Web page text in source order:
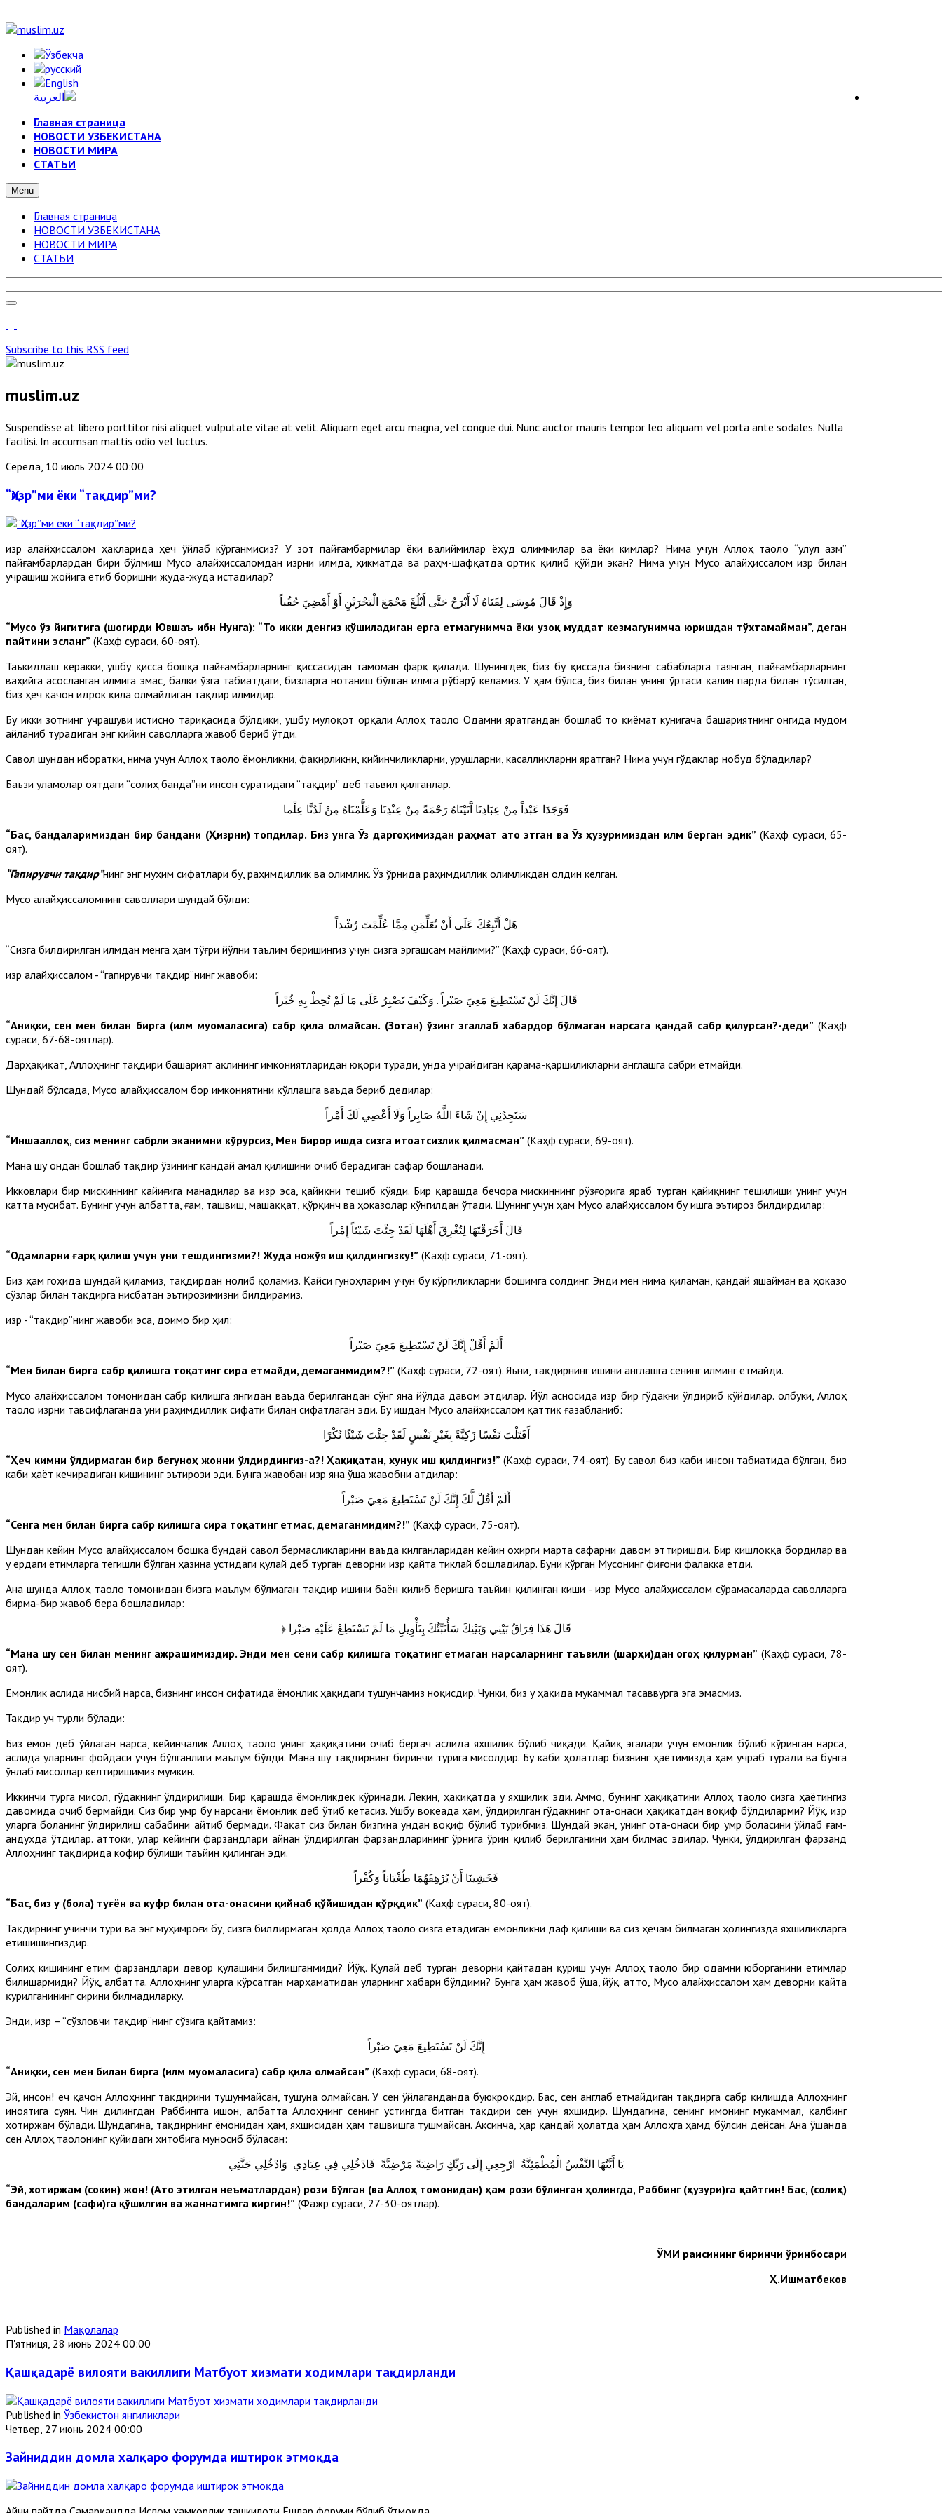
Главная страница
НОВОСТИ УЗБЕКИСТАНА
НОВОСТИ МИРА
СТАТЬИ
Menu
Главная страница
НОВОСТИ УЗБЕКИСТАНА
НОВОСТИ МИРА
СТАТЬИ
Subscribe to this RSS feed
muslim.uz
Suspendisse at libero porttitor nisi aliquet vulputate vitae at velit. Aliquam eget arcu magna, vel congue dui. Nunc auctor mauris tempor leo aliquam vel porta ante sodales. Nulla
facilisi. In accumsan mattis odio vel luctus.
Середа, 10 июль 2024 00:00
“Ҳизр”ми ёки “тақдир”ми?
Ҳизр алайҳиссалом ҳақларида ҳеч ўйлаб кўрганмисиз? У зот пайғамбармилар ёки валиймилар ёҳуд олиммилар ва ёки кимлар? Нима учун Аллоҳ таоло “улул азм”
пайғамбарлардан бири бўлмиш Мусо алайҳиссаломдан Ҳизрни илмда, ҳикматда ва раҳм-шафқатда ортиқ қилиб қўйди экан? Нима учун Мусо алайҳиссалом Ҳизр билан
учрашиш жойига етиб боришни жуда-жуда истадилар?
وَإِذْ قَالَ مُوسَى لِفَتَاهُ لَا أَبْرَحُ حَتَّى أَبْلُغَ مَجْمَعَ الْبَحْرَيْنِ أَوْ أَمْضِيَ حُقُباً
“Мусо ўз йигитига (шогирди Ювшаъ ибн Нунга): “То икки денгиз қўшиладиган ерга етмагунимча ёки узоқ муддат кезмагунимча юришдан тўхтамайман”, деган
пайтини эсланг” (Каҳф сураси, 60-оят).
Таъкидлаш керакки, ушбу қисса бошқа пайғамбарларнинг қиссасидан тамоман фарқ қилади. Шунингдек, биз бу қиссада бизнинг сабабларга таянган, пайғамбарларнинг
ваҳийга асосланган илмига эмас, балки ўзга табиатдаги, бизларга нотаниш бўлган илмга рўбарў келамиз. У ҳам бўлса, биз билан унинг ўртаси қалин парда билан тўсилган,
биз ҳеч қачон идрок қила олмайдиган тақдир илмидир.
Бу икки зотнинг учрашуви истисно тариқасида бўлдики, ушбу мулоқот орқали Аллоҳ таоло Одамни яратгандан бошлаб то қиёмат кунигача башариятнинг онгида мудом
айланиб турадиган энг қийин саволларга жавоб бериб ўтди.
Савол шундан иборатки, нима учун Аллоҳ таоло ёмонликни, фақирликни, қийинчиликларни, урушларни, касалликларни яратган? Нима учун гўдаклар нобуд бўладилар?
Баъзи уламолар оятдаги “солиҳ банда”ни инсон суратидаги “тақдир” деб таъвил қилганлар.
فَوَجَدَا عَبْداً مِنْ عِبَادِنَا آَتَيْنَاهُ رَحْمَةً مِنْ عِنْدِنَا وَعَلَّمْنَاهُ مِنْ لَدُنَّا عِلْما
“Бас, бандаларимиздан бир бандани (Ҳизрни) топдилар. Биз унга Ўз даргоҳимиздан раҳмат ато этган ва Ўз ҳузуримиздан илм берган эдик” (Каҳф сураси, 65-
оят).
“Гапирувчи тақдир”нинг энг муҳим сифатлари бу, раҳимдиллик ва олимлик. Ўз ўрнида раҳимдиллик олимликдан олдин келган.
Мусо алайҳиссаломнинг саволлари шундай бўлди:
هَلْ أَتَّبِعُكَ عَلَى أَنْ تُعَلِّمَنِ مِمَّا عُلِّمْتَ رُشْداً
“Сизга билдирилган илмдан менга ҳам тўғри йўлни таълим беришингиз учун сизга эргашсам майлими?” (Каҳф сураси, 66-оят).
Ҳизр алайҳиссалом - “гапирувчи тақдир”нинг жавоби:
قَالَ إِنَّكَ لَنْ تَسْتَطِيعَ مَعِيَ صَبْراً . وَكَيْفَ تَصْبِرُ عَلَى مَا لَمْ تُحِطْ بِهِ خُبْراً
“Аниқки, сен мен билан бирга (илм муомаласига) сабр қила олмайсан. (Зотан) ўзинг эгаллаб хабардор бўлмаган нарсага қандай сабр қилурсан?-деди” (Каҳф
сураси, 67-68-оятлар).
Дарҳақиқат, Аллоҳнинг тақдири башарият ақлининг имкониятларидан юқори туради, унда учрайдиган қарама-қаршиликларни англашга сабри етмайди.
Шундай бўлсада, Мусо алайҳиссалом бор имкониятини қўллашга ваъда бериб дедилар:
سَتَجِدُنِي إِنْ شَاءَ اللَّهُ صَابِراً وَلَا أَعْصِي لَكَ أَمْراً
“Иншааллоҳ, сиз менинг сабрли эканимни кўрурсиз, Мен бирор ишда сизга итоатсизлик қилмасман” (Каҳф сураси, 69-оят).
Мана шу ондан бошлаб тақдир ўзининг қандай амал қилишини очиб берадиган сафар бошланади.
Икковлари бир мискиннинг қайиғига манадилар ва Ҳизр эса, қайиқни тешиб қўяди. Бир қарашда бечора мискиннинг рўзғорига яраб турган қайиқнинг тешилиши унинг учун
катта мусибат. Бунинг учун албатта, ғам, ташвиш, машаққат, қўрқинч ва ҳоказолар кўнгилдан ўтади. Шунинг учун ҳам Мусо алайҳиссалом бу ишга эътироз билдирдилар:
قَالَ أَخَرَقْتَهَا لِتُغْرِقَ أَهْلَهَا لَقَدْ جِئْتَ شَيْئاً إِمْراً
“Одамларни ғарқ қилиш учун уни тешдингизми?! Жуда ножўя иш қилдингизку!” (Каҳф сураси, 71-оят).
Биз ҳам гоҳида шундай қиламиз, тақдирдан нолиб қоламиз. Қайси гуноҳларим учун бу кўргиликларни бошимга солдинг. Энди мен нима қиламан, қандай яшайман ва ҳоказо
сўзлар билан тақдирга нисбатан эътирозимизни билдирамиз.
Ҳизр - “тақдир”нинг жавоби эса, доимо бир ҳил:
أَلَمْ أَقُلْ إِنَّكَ لَنْ تَسْتَطِيعَ مَعِيَ صَبْراً
“Мен билан бирга сабр қилишга тоқатинг сира етмайди, демаганмидим?!” (Каҳф сураси, 72-оят). Яъни, тақдирнинг ишини англашга сенинг илминг етмайди.
Мусо алайҳиссалом томонидан сабр қилишга янгидан ваъда берилгандан сўнг яна йўлда давом этдилар. Йўл асносида Ҳизр бир гўдакни ўлдириб қўйдилар. Ҳолбуки, Аллоҳ
таоло Ҳизрни тавсифлаганда уни раҳимдиллик сифати билан сифатлаган эди. Бу ишдан Мусо алайҳиссалом қаттиқ ғазабланиб:
أَقَتَلْتَ نَفْسًا زَكِيَّةً بِغَيْرِ نَفْسٍ لَقَدْ جِئْتَ شَيْئًا نُكْرًا
“Ҳеч кимни ўлдирмаган бир бегуноҳ жонни ўлдирдингиз-а?! Ҳақиқатан, хунук иш қилдингиз!” (Каҳф сураси, 74-оят). Бу савол биз каби инсон табиатида бўлган, биз
каби ҳаёт кечирадиган кишининг эътирози эди. Бунга жавобан Ҳизр яна ўша жавобни атдилар:
أَلَمْ أَقُلْ لَّكَ إِنَّكَ لَنْ تَسْتَطِيعَ مَعِيَ صَبْراً
“Сенга мен билан бирга сабр қилишга сира тоқатинг етмас, демаганмидим?!” (Каҳф сураси, 75-оят).
Шундан кейин Мусо алайҳиссалом бошқа бундай савол бермасликларини ваъда қилганларидан кейин охирги марта сафарни давом эттиришди. Бир қишлоққа бордилар ва
у ердаги етимларга тегишли бўлган ҳазина устидаги қулай деб турган деворни Ҳизр қайта тиклай бошладилар. Буни кўрган Мусонинг фиғони фалакка етди.
Ана шунда Аллоҳ таоло томонидан бизга маълум бўлмаган тақдир ишини баён қилиб беришга таъйин қилинган киши - Ҳизр Мусо алайҳиссалом сўрамасаларда саволларга
бирма-бир жавоб бера бошладилар:
﴿ قَالَ هَذَا فِرَاقُ بَيْنِي وَبَيْنِكَ سَأُنَبِّئُكَ بِتَأْوِيلِ مَا لَمْ تَسْتَطِعْ عَلَيْهِ صَبْرا
“Мана шу сен билан менинг ажрашимиздир. Энди мен сени сабр қилишга тоқатинг етмаган нарсаларнинг таъвили (шарҳи)дан огоҳ қилурман” (Каҳф сураси, 78-
оят).
Ёмонлик аслида нисбий нарса, бизнинг инсон сифатида ёмонлик ҳақидаги тушунчамиз ноқисдир. Чунки, биз у ҳақида мукаммал тасаввурга эга эмасмиз.
Тақдир уч турли бўлади:
Биз ёмон деб ўйлаган нарса, кейинчалик Аллоҳ таоло унинг ҳақиқатини очиб бергач аслида яхшилик бўлиб чиқади. Қайиқ эгалари учун ёмонлик бўлиб кўринган нарса,
аслида уларнинг фойдаси учун бўлганлиги маълум бўлди. Мана шу тақдирнинг биринчи турига мисолдир. Бу каби ҳолатлар бизнинг ҳаётимизда ҳам учраб туради ва бунга
ўнлаб мисоллар келтиришимиз мумкин.
Иккинчи турга мисол, гўдакнинг ўлдирилиши. Бир қарашда ёмонликдек кўринади. Лекин, ҳақиқатда у яхшилик эди. Аммо, бунинг ҳақиқатини Аллоҳ таоло сизга ҳаётингиз
давомида очиб бермайди. Сиз бир умр бу нарсани ёмонлик деб ўтиб кетасиз. Ушбу воқеада ҳам, ўлдирилган гўдакнинг ота-онаси ҳақиқатдан воқиф бўлдиларми? Йўқ. Ҳизр
уларга боланинг ўлдирилиш сабабини айтиб бермади. Фақат сиз билан бизгина ундан воқиф бўлиб турибмиз. Шундай экан, унинг ота-онаси бир умр боласини ўйлаб ғам-
андухда ўтдилар. Ҳаттоки, улар кейинги фарзандлари айнан ўлдирилган фарзандларининг ўрнига ўрин қилиб берилганини ҳам билмас эдилар. Чунки, ўлдирилган фарзанд
Аллоҳнинг тақдирида кофир бўлиши таъйин қилинган эди.
فَخَشِينَا أَنْ يُرْهِقَهُمَا طُغْيَاناً وَكُفْراً
“Бас, биз у (бола) туғён ва куфр билан ота-онасини қийнаб қўйишидан қўрқдик” (Каҳф сураси, 80-оят).
Тақдирнинг учинчи тури ва энг муҳимроғи бу, сизга билдирмаган ҳолда Аллоҳ таоло сизга етадиган ёмонликни даф қилиши ва сиз ҳечам билмаган ҳолингизда яхшиликларга
етишишингиздир.
Солиҳ кишининг етим фарзандлари девор қулашини билишганмиди? Йўқ. Қулай деб турган деворни қайтадан қуриш учун Аллоҳ таоло бир одамни юборганини етимлар
билишармиди? Йўқ, албатта. Аллоҳнинг уларга кўрсатган марҳаматидан уларнинг хабари бўлдими? Бунга ҳам жавоб ўша, йўқ. Ҳатто, Мусо алайҳиссалом ҳам деворни қайта
қурилганининг сирини билмадиларку.
Энди, Ҳизр – “сўзловчи тақдир”нинг сўзига қайтамиз:
إِنَّكَ لَنْ تَسْتَطِيعَ مَعِيَ صَبْراً
“Аниқки, сен мен билан бирга (илм муомаласига) сабр қила олмайсан” (Каҳф сураси, 68-оят).
Эй, инсон! Ҳеч қачон Аллоҳнинг тақдирини тушунмайсан, тушуна олмайсан. У сен ўйлаганданда буюкроқдир. Бас, сен англаб етмайдиган тақдирга сабр қилишда Аллоҳнинг
иноятига суян. Чин дилингдан Раббингга ишон, албатта Аллоҳнинг сенинг устингда битган тақдири сен учун яхшидир. Шундагина, сенинг имонинг мукаммал, қалбинг
хотиржам бўлади. Шундагина, тақдирнинг ёмонидан ҳам, яхшисидан ҳам ташвишга тушмайсан. Аксинча, ҳар қандай ҳолатда ҳам Аллоҳга ҳамд бўлсин дейсан. Ана ўшанда
сен Аллоҳ таолонинг қуйидаги хитобига муносиб бўласан:
يَا أَيَّتُهَا النَّفْسُ الْمُطْمَئِنَّةُ ارْجِعِي إِلَى رَبِّكِ رَاضِيَةً مَرْضِيَّةً فَادْخُلِي فِي عِبَادِي وَادْخُلِي جَنَّتِي
“Эй, хотиржам (сокин) жон! (Ато этилган неъматлардан) рози бўлган (ва Аллоҳ томонидан) ҳам рози бўлинган ҳолингда, Раббинг (ҳузури)га қайтгин! Бас, (солиҳ)
бандаларим (сафи)га қўшилгин ва жаннатимга киргин!” (Фажр сураси, 27-30-оятлар).
ЎМИ раисининг биринчи ўринбосари
Ҳ.Ишматбеков
Published in Мақолалар
П'ятниця, 28 июнь 2024 00:00
Қашқадарё вилояти вакиллиги Матбуот хизмати ходимлари тақдирланди
Published in Ўзбекистон янгиликлари
Четвер, 27 июнь 2024 00:00
Зайниддин домла халқаро форумда иштирок этмоқда